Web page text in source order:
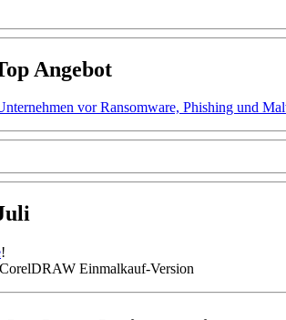
Angebot
vor Ransomware, Phishing und
!
Einmalkauf-Version